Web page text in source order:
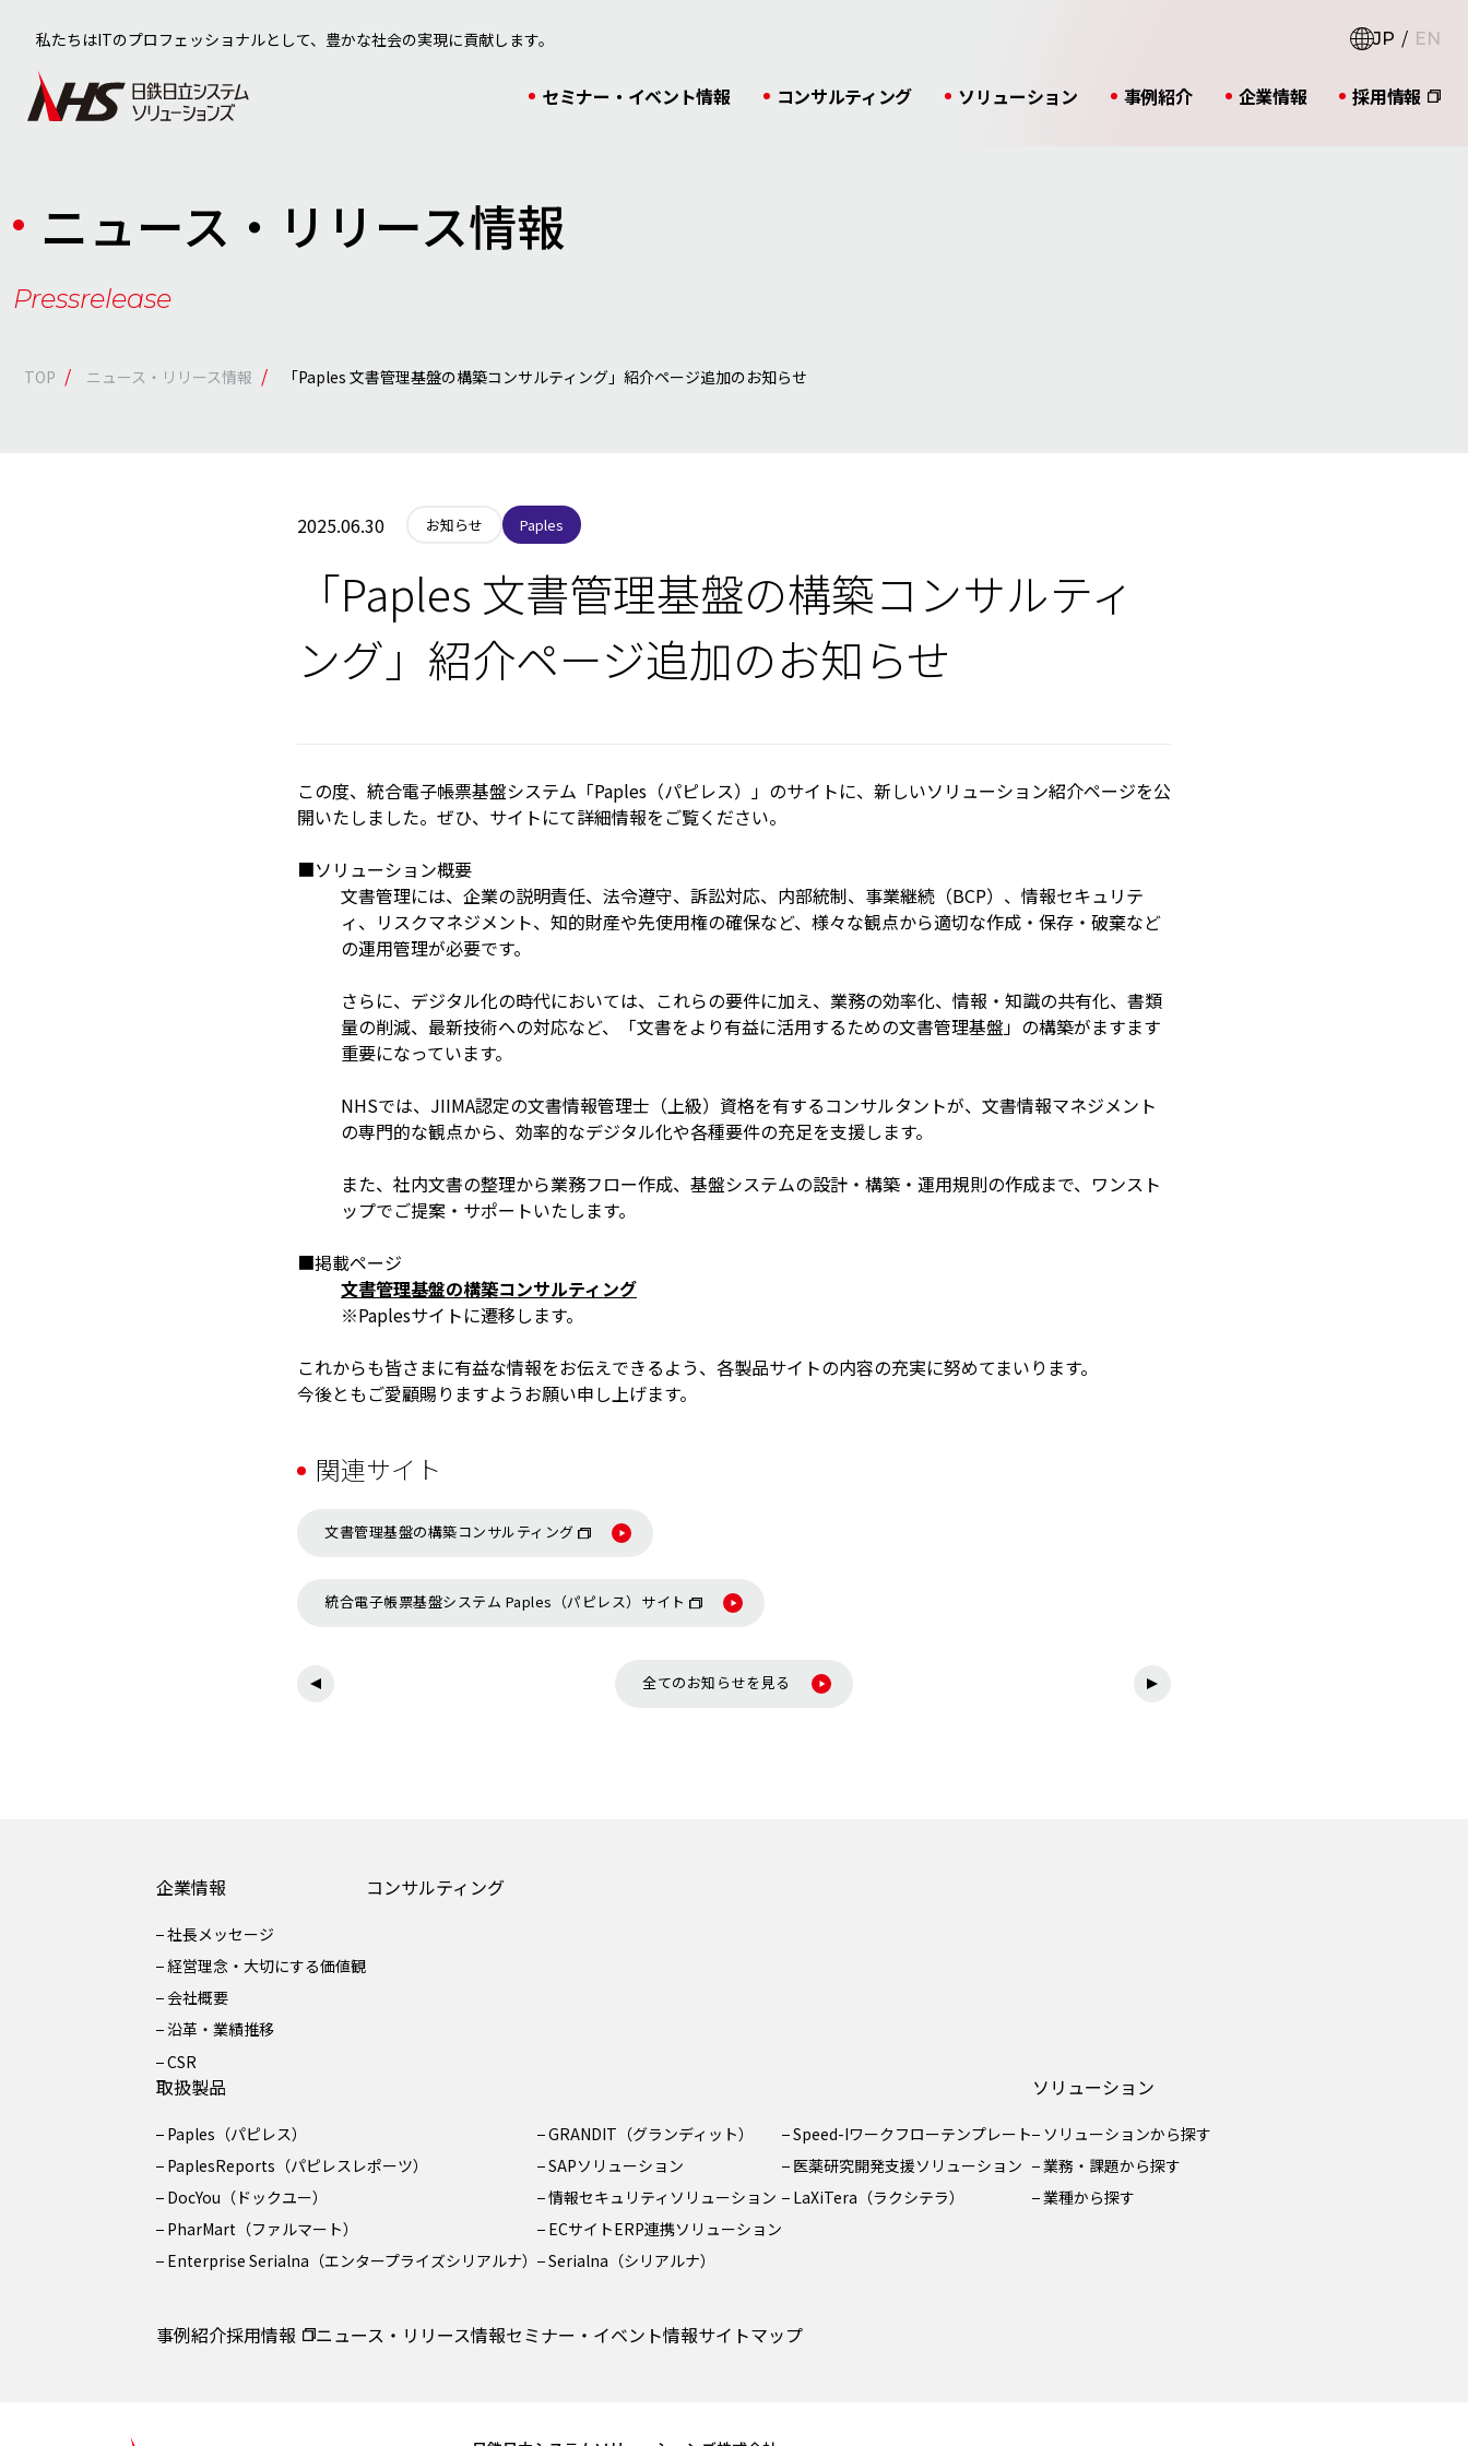
私たちはITのプロフェッショナルとして、豊かな社会の実現に貢献します。 JP EN
セミナー・イベント情報 コンサルティング ソリューション 事例紹介 企業情報 採用情報
ニュース・リリース情報
Pressrelease
TOP / ニュース・リリース情報 / 「Paples 文書管理基盤の構築コンサルティング」紹介ページ追加のお知らせ
2025.06.30 お知らせ Paples
「Paples 文書管理基盤の構築コンサルティ
ング」紹介ページ追加のお知らせ
この度、統合電子帳票基盤システム「Paples（パピレス）」のサイトに、新しいソリューション紹介ページを公
開いたしました。ぜひ、サイトにて詳細情報をご覧ください。
■ソリューション概要
文書管理には、企業の説明責任、法令遵守、訴訟対応、内部統制、事業継続（BCP）、情報セキュリテ
ィ、リスクマネジメント、知的財産や先使用権の確保など、様々な観点から適切な作成・保存・破棄など
の運用管理が必要です。
さらに、デジタル化の時代においては、これらの要件に加え、業務の効率化、情報・知識の共有化、書類
量の削減、最新技術への対応など、「文書をより有益に活用するための文書管理基盤」の構築がますます
重要になっています。
NHSでは、JIIMA認定の文書情報管理士（上級）資格を有するコンサルタントが、文書情報マネジメント
の専門的な観点から、効率的なデジタル化や各種要件の充足を支援します。
また、社内文書の整理から業務フロー作成、基盤システムの設計・構築・運用規則の作成まで、ワンスト
ップでご提案・サポートいたします。
■掲載ページ
文書管理基盤の構築コンサルティング
※Paplesサイトに遷移します。
これからも皆さまに有益な情報をお伝えできるよう、各製品サイトの内容の充実に努めてまいります。
今後ともご愛顧賜りますようお願い申し上げます。
関連サイト
文書管理基盤の構築コンサルティング
統合電子帳票基盤システム Paples（パピレス）サイト
全てのお知らせを見る
企業情報
社長メッセージ
経営理念・大切にする価値観
会社概要
沿革・業績推移
CSR
コンサルティング
取扱製品
Paples（パピレス）
PaplesReports（パピレスレポーツ）
DocYou（ドックユー）
PharMart（ファルマート）
Enterprise Serialna（エンタープライズシリアルナ）
GRANDIT（グランディット）
SAPソリューション
情報セキュリティソリューション
ECサイトERP連携ソリューション
Serialna（シリアルナ）
Speed-Iワークフローテンプレート
医薬研究開発支援ソリューション
LaXiTera（ラクシテラ）
ソリューション
ソリューションから探す
業務・課題から探す
業種から探す
事例紹介採用情報 ニュース・リリース情報セミナー・イベント情報サイトマップ